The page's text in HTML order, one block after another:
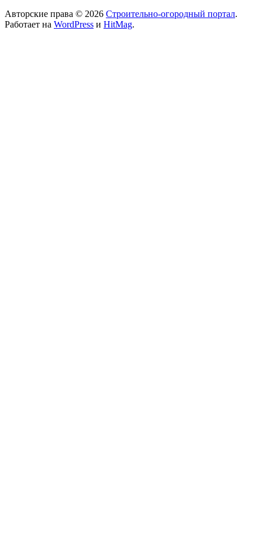
Авторские права © 2026 Строительно-огородный портал.
Работает на WordPress и HitMag.